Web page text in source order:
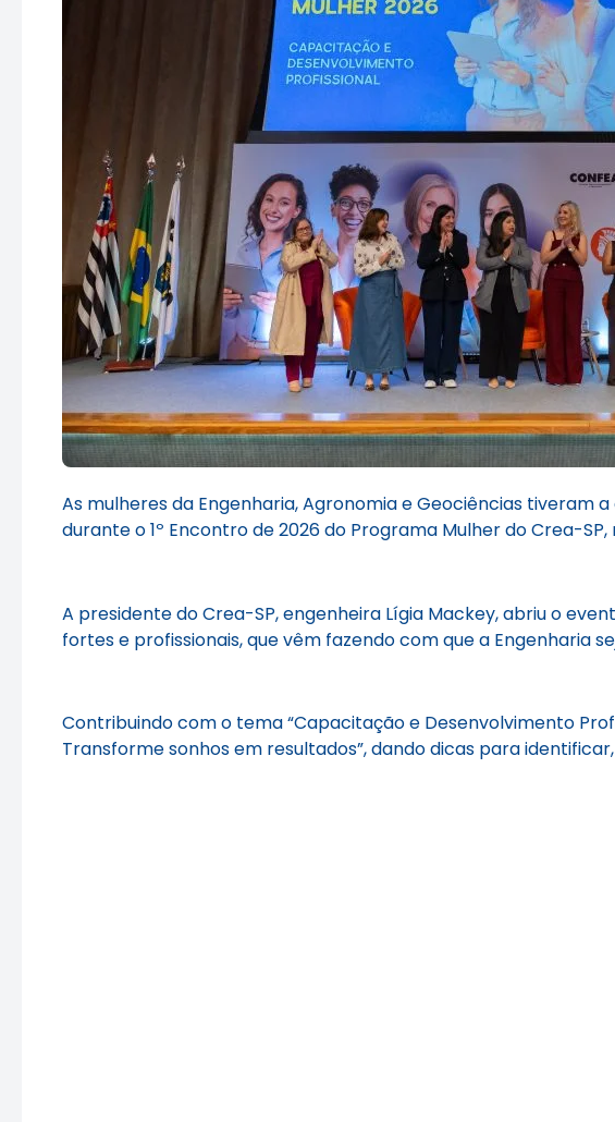
As mulheres da Engenharia, Agronomia e Geociências
durante o 1º Encontro de 2026 do Programa Mulher do Crea-
A presidente do Crea-SP, engenheira Lígia Mackey, abriu o
fortes e profissionais, que vêm fazendo com que a Engenharia
Contribuindo com o tema “Capacitação e Desenvolvimento
Transforme sonhos em resultados”, dando dicas para